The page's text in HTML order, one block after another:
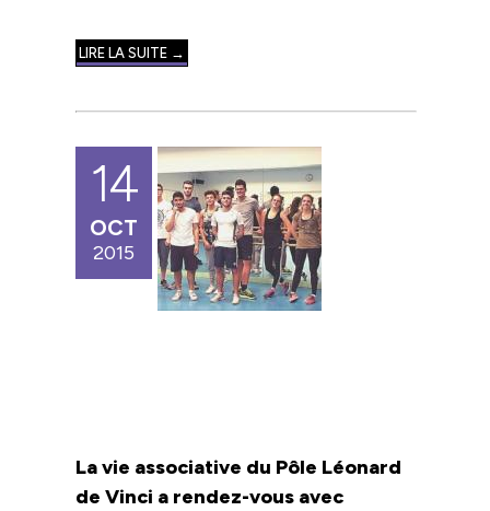
LIRE LA SUITE →
14
OCT
2015
La vie associative du Pôle Léonard
de Vinci a rendez-vous avec